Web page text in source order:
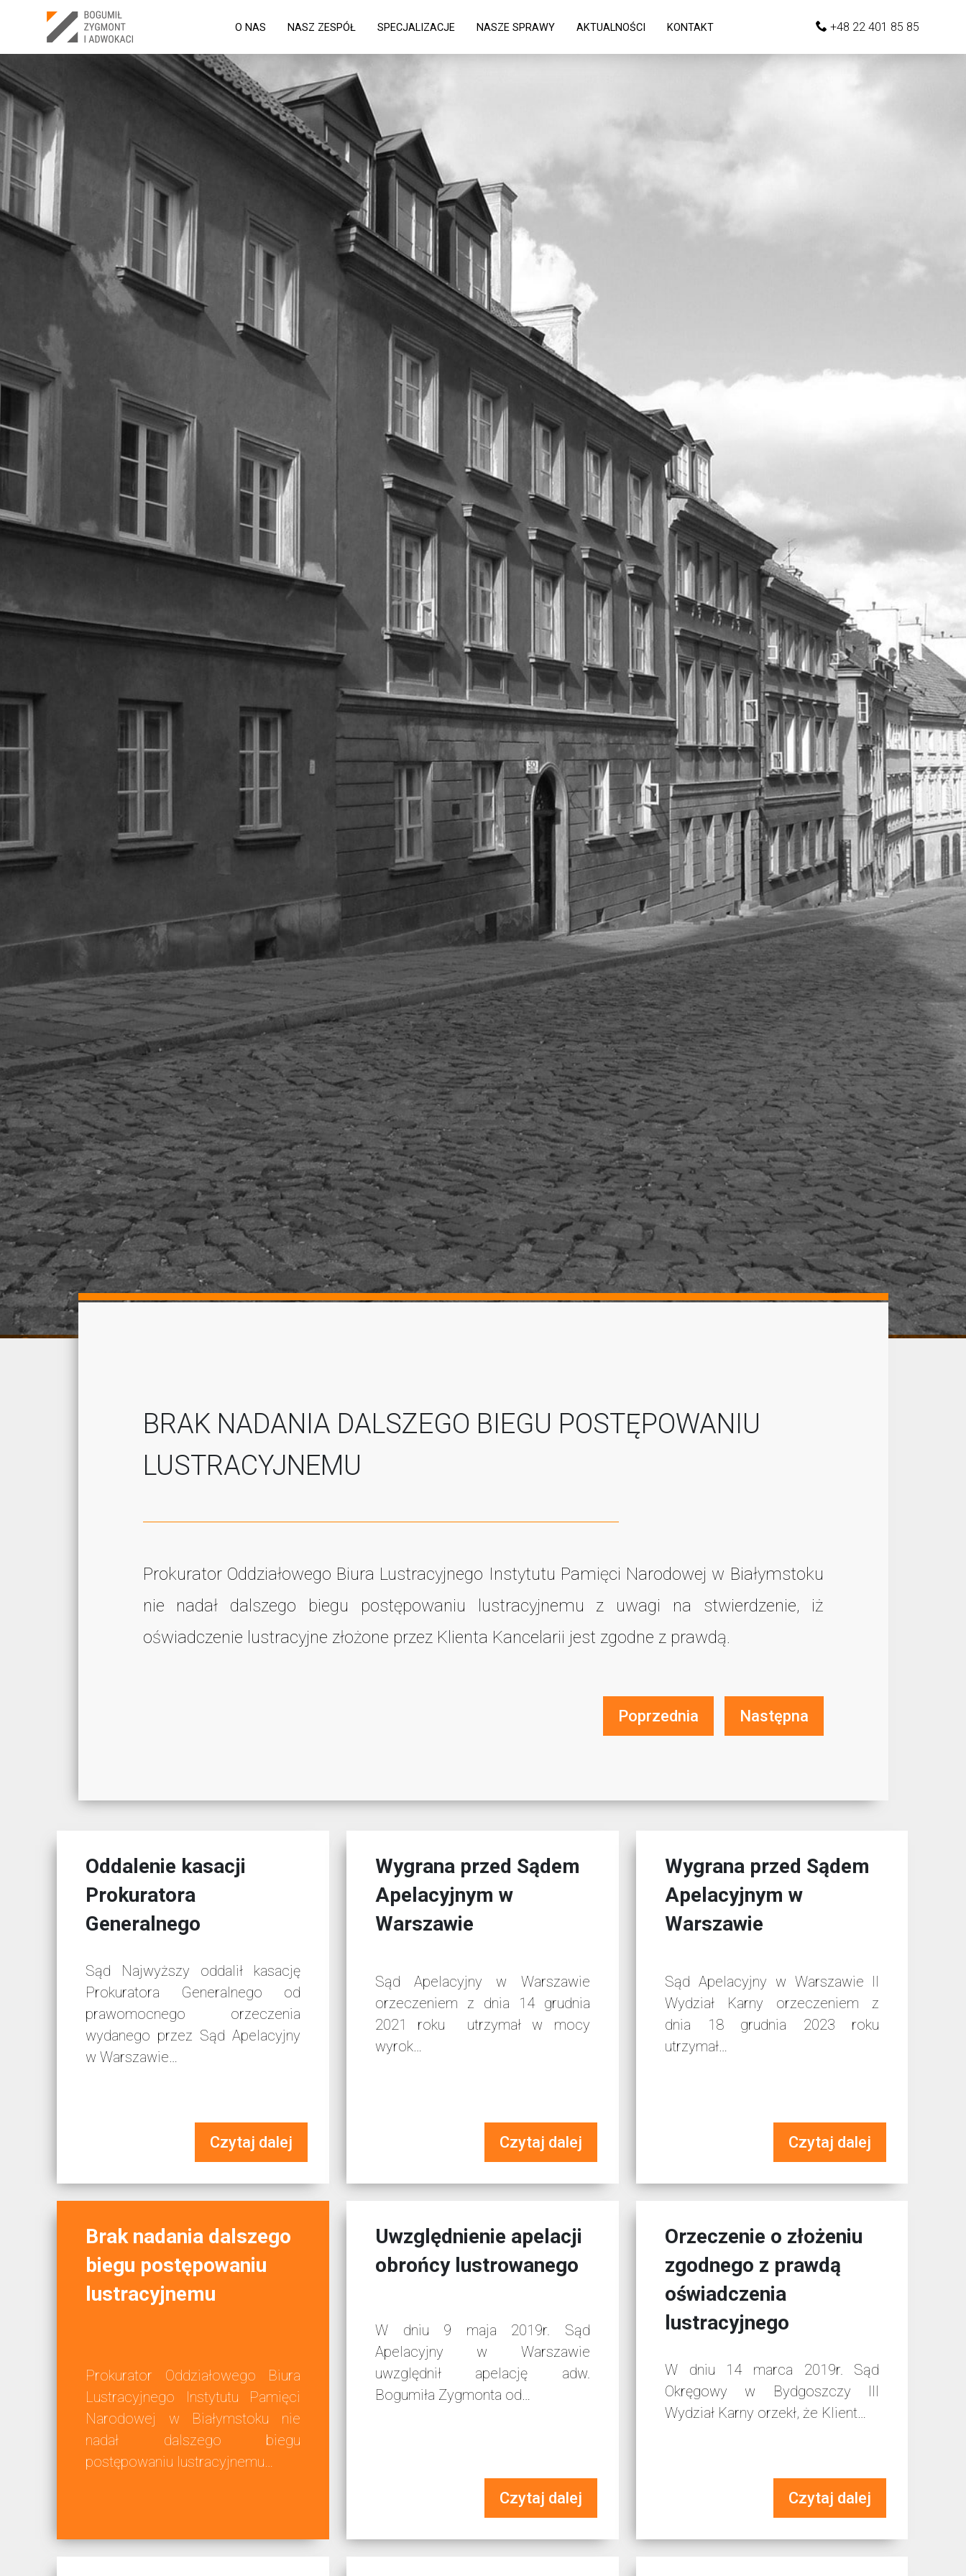
O NAS NASZ ZESPÓŁ SPECJALIZACJE NASZE SPRAWY AKTUALNOŚCI KONTAKT +48 22 401 85 85
BRAK NADANIA DALSZEGO BIEGU POSTĘPOWANIU
LUSTRACYJNEMU
Prokurator Oddziałowego Biura Lustracyjnego Instytutu Pamięci Narodowej w Białymstoku
nie nadał dalszego biegu postępowaniu lustracyjnemu z uwagi na stwierdzenie, iż
oświadczenie lustracyjne złożone przez Klienta Kancelarii jest zgodne z prawdą.
Poprzednia Następna
Oddalenie kasacji
Prokuratora
Generalnego
Sąd Najwyższy oddalił kasację
Prokuratora Generalnego od
prawomocnego orzeczenia
wydanego przez Sąd Apelacyjny
w Warszawie…
Czytaj dalej
Wygrana przed Sądem
Apelacyjnym w
Warszawie
Sąd Apelacyjny w Warszawie
orzeczeniem z dnia 14 grudnia
2021 roku utrzymał w mocy
wyrok…
Czytaj dalej
Wygrana przed Sądem
Apelacyjnym w
Warszawie
Sąd Apelacyjny w Warszawie II
Wydział Karny orzeczeniem z
dnia 18 grudnia 2023 roku
utrzymał…
Czytaj dalej
Brak nadania dalszego
biegu postępowaniu
lustracyjnemu
Prokurator Oddziałowego Biura
Lustracyjnego Instytutu Pamięci
Narodowej w Białymstoku nie
nadał dalszego biegu
postępowaniu lustracyjnemu…
Uwzględnienie apelacji
obrońcy lustrowanego
W dniu 9 maja 2019r. Sąd
Apelacyjny w Warszawie
uwzględnił apelację adw.
Bogumiła Zygmonta od…
Czytaj dalej
Orzeczenie o złożeniu
zgodnego z prawdą
oświadczenia
lustracyjnego
W dniu 14 marca 2019r. Sąd
Okręgowy w Bydgoszczy III
Wydział Karny orzekł, że Klient…
Czytaj dalej